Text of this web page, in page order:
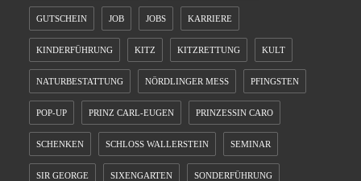
GUTSCHEIN JOB JOBS KARRIERE
KINDERFÜHRUNG KITZ KITZRETTUNG KULT
NATURBESTATTUNG NÖRDLINGER MESS PFINGSTEN
POP-UP PRINZ CARL-EUGEN PRINZESSIN CARO
SCHENKEN SCHLOSS WALLERSTEIN SEMINAR
SIR GEORGE SIXENGARTEN SONDERFÜHRUNG